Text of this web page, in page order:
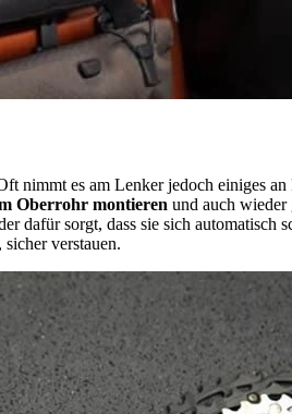
nimmt es am Lenker jedoch einiges
Oberrohr montieren und auch wieder
dafür sorgt, dass sie sich
verstauen.